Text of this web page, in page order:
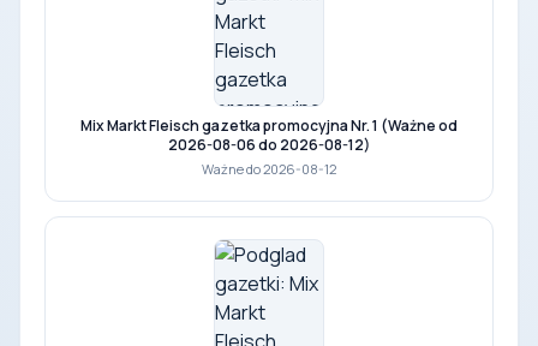
Mix Markt Fleisch gazetka promocyjna Nr. 1 (Ważne od
2026-08-06 do 2026-08-12)
Ważne do 2026-08-12